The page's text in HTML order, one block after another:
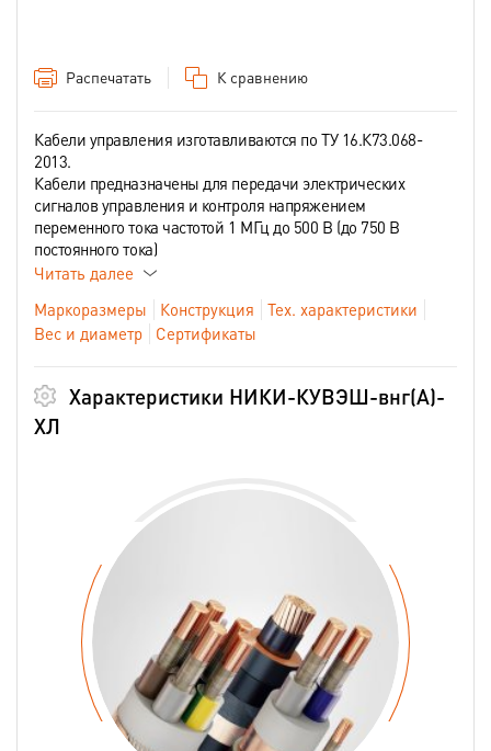
Распечатать К сравнению
Кабели управления изготавливаются по ТУ 16.К73.068-
2013.
Кабели предназначены для передачи электрических
сигналов управления и контроля напряжением
переменного тока частотой 1 МГц до 500 В (до 750 В
постоянного тока)
Читать далее
Маркоразмеры
Конструкция
Тех. характеристики
Вес и диаметр
Сертификаты
Характеристики НИКИ-КУВЭШ-внг(А)-
ХЛ